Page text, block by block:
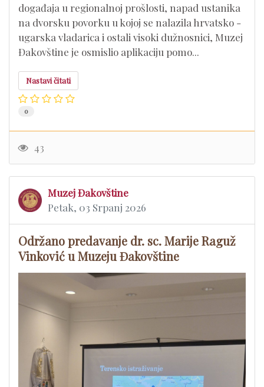
događaja u regionalnoj prošlosti, napad ustanika
na dvorsku povorku u kojoj se nalazila hrvatsko -
ugarska vladarica i ostali visoki dužnosnici, Muzej
Đakovštine je osmislio aplikaciju pomo...
Nastavi čitati
0
43
Muzej Đakovštine
Petak, 03 Srpanj 2026
Održano predavanje dr. sc. Marije Raguž
Vinković u Muzeju Đakovštine